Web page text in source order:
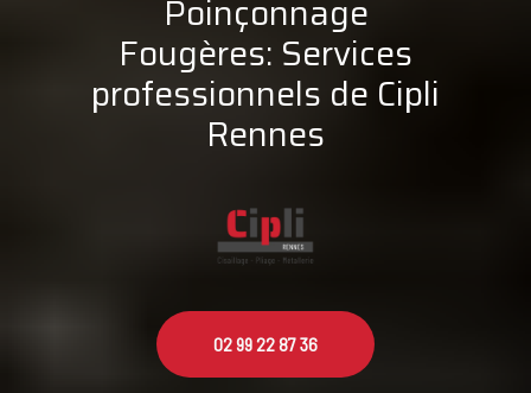
Poinçonnage
Fougères: Services
professionnels de Cipli
Rennes
02 99 22 87 36